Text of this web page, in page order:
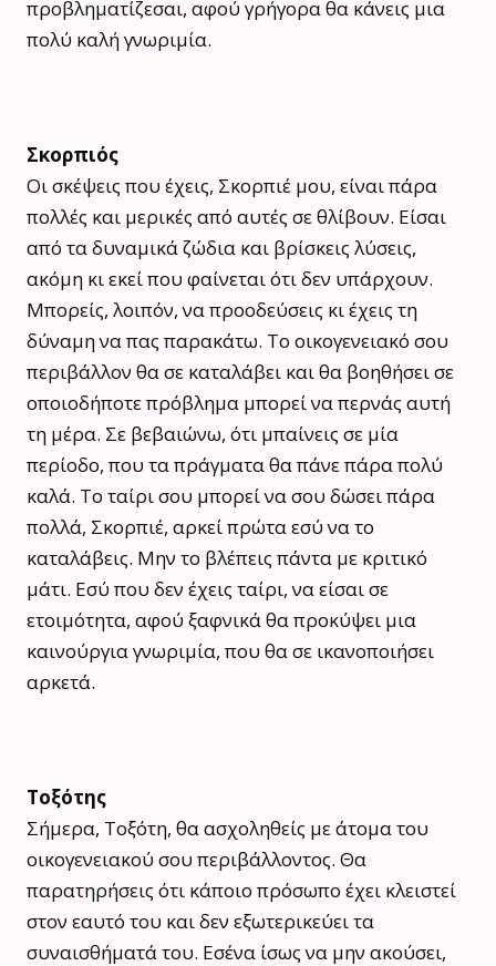
προβληματίζεσαι, αφού γρήγορα θα κάνεις μια
πολύ καλή γνωριμία.
Σκορπιός
Οι σκέψεις που έχεις, Σκορπιέ μου, είναι πάρα
πολλές και μερικές από αυτές σε θλίβουν. Είσαι
από τα δυναμικά ζώδια και βρίσκεις λύσεις,
ακόμη κι εκεί που φαίνεται ότι δεν υπάρχουν.
Μπορείς, λοιπόν, να προοδεύσεις κι έχεις τη
δύναμη να πας παρακάτω. Το οικογενειακό σου
περιβάλλον θα σε καταλάβει και θα βοηθήσει σε
οποιοδήποτε πρόβλημα μπορεί να περνάς αυτή
τη μέρα. Σε βεβαιώνω, ότι μπαίνεις σε μία
περίοδο, που τα πράγματα θα πάνε πάρα πολύ
καλά. Το ταίρι σου μπορεί να σου δώσει πάρα
πολλά, Σκορπιέ, αρκεί πρώτα εσύ να το
καταλάβεις. Μην το βλέπεις πάντα με κριτικό
μάτι. Εσύ που δεν έχεις ταίρι, να είσαι σε
ετοιμότητα, αφού ξαφνικά θα προκύψει μια
καινούργια γνωριμία, που θα σε ικανοποιήσει
αρκετά.
Τοξότης
Σήμερα, Τοξότη, θα ασχοληθείς με άτομα του
οικογενειακού σου περιβάλλοντος. Θα
παρατηρήσεις ότι κάποιο πρόσωπο έχει κλειστεί
στον εαυτό του και δεν εξωτερικεύει τα
συναισθήματά του. Εσένα ίσως να μην ακούσει,